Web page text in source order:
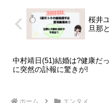
桜井
旦那
中村靖日(51)結婚は?健康だ
に突然の訃報に驚きが!
ホーム エンタメ